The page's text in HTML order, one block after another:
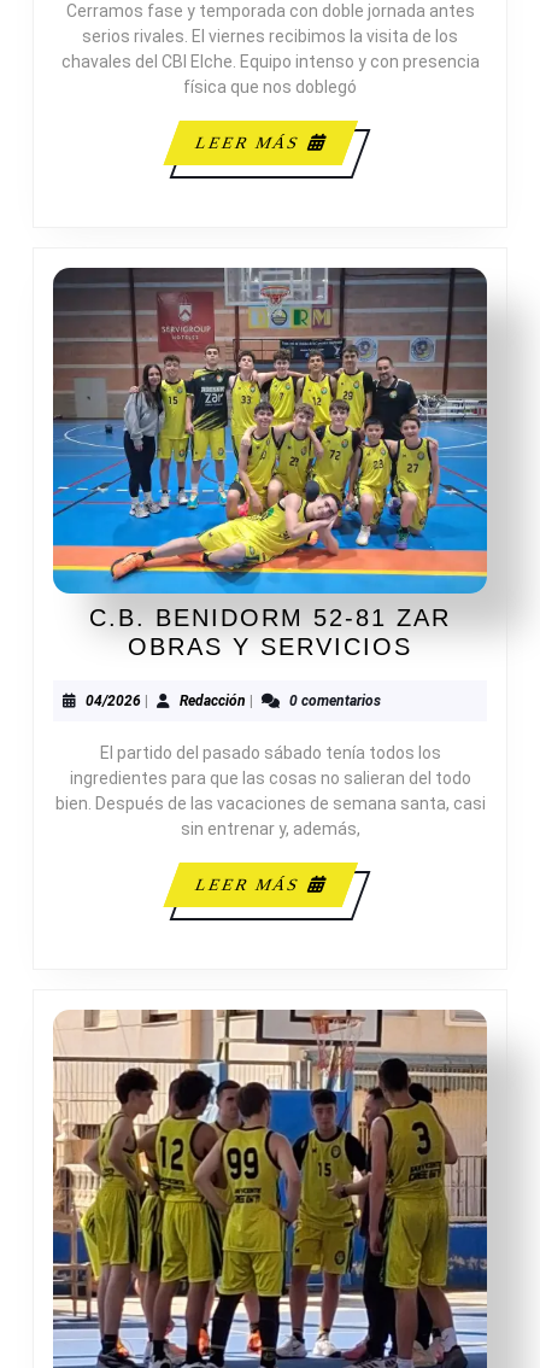
DOBLE
JORNADA
Cerramos fase y temporada con doble jornada antes
serios rivales. El viernes recibimos la visita de los
chavales del CBI Elche. Equipo intenso y con presencia
física que nos doblegó
LEER MÁS
LEER
MÁS
C.B. BENIDORM 52-81 ZAR
OBRAS Y SERVICIOS
ZAR
OBRAS
04/202604/2026RedacciónRedacción0 comentarios
El partido del pasado sábado tenía todos los
ingredientes para que las cosas no salieran del todo
bien. Después de las vacaciones de semana santa, casi
sin entrenar y, además,
LEER MÁS
LEER
MÁS